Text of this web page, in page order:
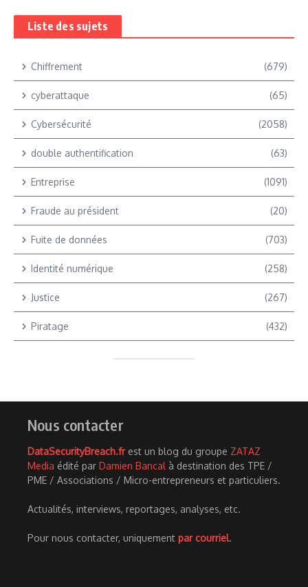
Liste des sujets
Chiffrement (679)
cyberattaque (65)
Cybersécurité (2058)
double authentification (63)
Entreprise (1091)
Fraude au président (20)
Fuite de données (703)
Identité numérique (258)
Justice (267)
Piratage (432)
Nous contacter
DataSecurityBreach.frest un blog du groupe ZATAZ
Media édité par Damien Bancal à destination des TPE /
PME / Associations / Micro-entrepreneurs et particuliers.
Actualités, interviews, reportages, analyses, etc.
Pour nous contacter, uniquement par courriel.